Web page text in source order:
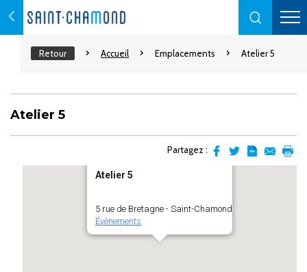
Retour Accueil Emplacements Atelier 5
Atelier 5
Partagez :
Atelier 5
5 rue de Bretagne - Saint-Chamond
Évènements